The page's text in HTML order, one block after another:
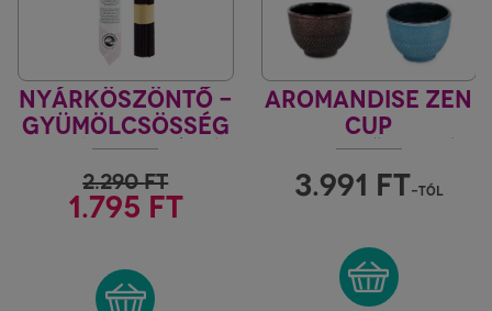
NYÁRKÖSZÖNTŐ -
GYÜMÖLCSÖSSÉG
JAPÁN TRADÍCIÓ
2.290FT
1.795 FT
AROMANDISE ZEN
CUP
FÜSTÖLŐTARTÓ
"M"
3.991 FT-tól